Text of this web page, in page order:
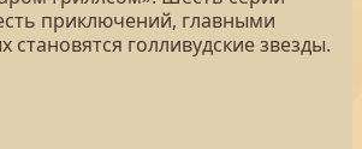
приключений, главными
становятся голливудские звезды.